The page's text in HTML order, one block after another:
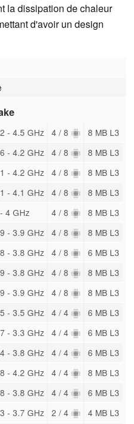
la dissipation de chaleur
d'avoir un design
- 4.5 GHz 4 / 8 8 MB L3
- 4.2 GHz 4 / 8 8 MB L3
- 4.2 GHz 4 / 8 8 MB L3
- 4.1 GHz 4 / 8 8 MB L3
4 GHz 4 / 8 8 MB L3
- 3.9 GHz 4 / 8 8 MB L3
- 3.8 GHz 4 / 8 6 MB L3
- 3.8 GHz 4 / 8 8 MB L3
- 3.9 GHz 4 / 8 8 MB L3
- 3.5 GHz 4 / 4 6 MB L3
- 3.3 GHz 4 / 4 6 MB L3
- 3.8 GHz 4 / 4 6 MB L3
- 4.2 GHz 4 / 4 8 MB L3
- 3.8 GHz 4 / 4 6 MB L3
- 3.7 GHz 2 / 4 4 MB L3